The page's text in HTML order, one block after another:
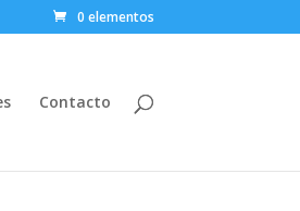
0 elementos
Contacto